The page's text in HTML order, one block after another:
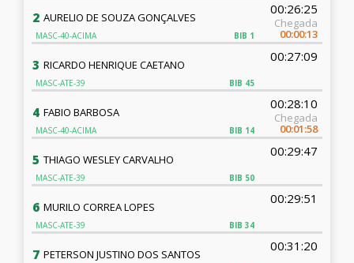
2
BIB 1
AURELIO DE SOUZA GONÇALVES
00:26:25
Chegada
00:00:13
MASC-40-ACIMA
3
BIB 45
RICARDO HENRIQUE CAETANO
00:27:09
MASC-ATE-39
4
BIB 14
FABIO BARBOSA
00:28:10
Chegada
00:01:58
MASC-40-ACIMA
5
BIB 50
THIAGO WESLEY CARVALHO
00:29:47
MASC-ATE-39
6
BIB 34
MURILO CORREA LOPES
00:29:51
MASC-ATE-39
7 PETERSON JUSTINO DOS SANTOS
00:31:20